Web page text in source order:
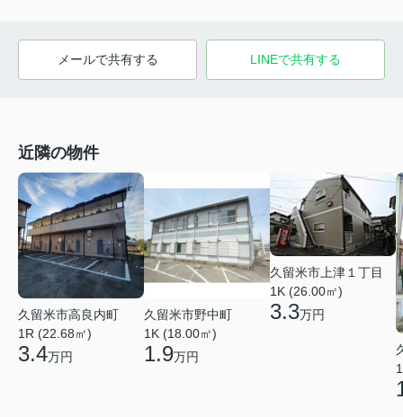
メールで共有する LINEで共有する
近隣の物件
久留米市高良内町
1R (22.68㎡)
3.4万円
久留米市野中町
1K (18.00㎡)
1.9万円
久留米市上津１丁目
1K (26.00㎡)
3.3万円